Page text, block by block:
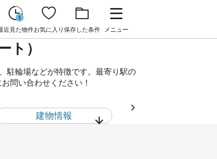
1
近見た物件お気に入り 保存した条件 メニュー
）
駐輪場などが特徴です。最寄り駅の
問い合わせください！
建物情報